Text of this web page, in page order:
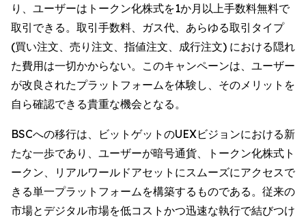
り、ユーザーはトークン化株式を1か月以上手数料無料で
取引できる。取引手数料、ガス代、あらゆる取引タイプ
(買い注文、売り注文、指値注文、成行注文) における隠れ
た費用は一切かからない。このキャンペーンは、ユーザー
が改良されたプラットフォームを体験し、そのメリットを
自ら確認できる貴重な機会となる。
BSCへの移行は、ビットゲットのUEXビジョンにおける新
たな一歩であり、ユーザーが暗号通貨、トークン化株式ト
ークン、リアルワールドアセットにスムーズにアクセスで
きる単一プラットフォームを構築するものである。従来の
市場とデジタル市場を低コストかつ迅速な執行で結びつけ